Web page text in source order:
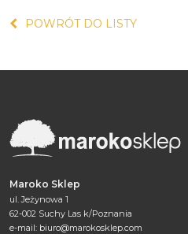
POWRÓT DO LISTY
Maroko Sklep
ul. Jeżynowa 1
62-002 Suchy Las k/Poznania
e-mail: biuro@marokosklep.com